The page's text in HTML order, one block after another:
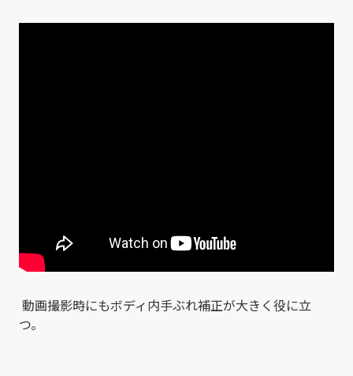
動画撮影時にもボディ内手ぶれ補正が大きく役に立
つ。